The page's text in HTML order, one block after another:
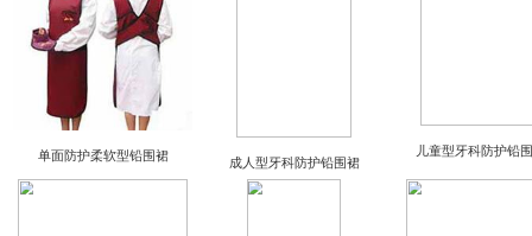
长袖连体双面柔软型铅衣